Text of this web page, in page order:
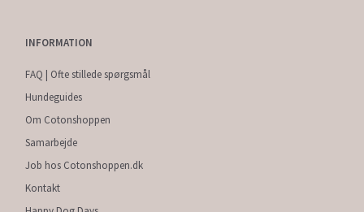
INFORMATION
FAQ | Ofte stillede spørgsmål
Hundeguides
Om Cotonshoppen
Samarbejde
Job hos Cotonshoppen.dk
Kontakt